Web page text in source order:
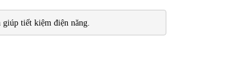
tiết kiệm điện năng.